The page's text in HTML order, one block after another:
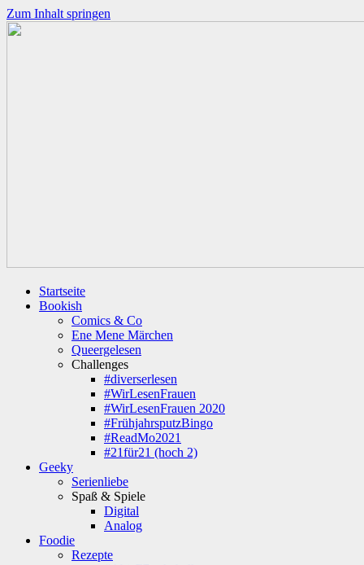
Zum Inhalt springen
Startseite
Bookish
Comics & Co
Ene Mene Märchen
Queergelesen
Challenges
#diverserlesen
#WirLesenFrauen
#WirLesenFrauen 2020
#FrühjahrsputzBingo
#ReadMo2021
#21für21 (hoch 2)
Geeky
Serienliebe
Spaß & Spiele
Digital
Analog
Foodie
Rezepte